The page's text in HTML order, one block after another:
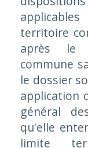
territoire
après le
commune
le dossier
application
général
qu'elle
limite